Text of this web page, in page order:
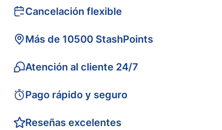
Cancelación flexible
Más de 10500 StashPoints
Atención al cliente 24/7
Pago rápido y seguro
Reseñas excelentes